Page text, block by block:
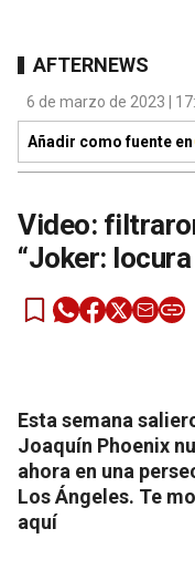
AFTERNEWS
6 de marzo de 2023 |
Añadir como fuente en
Video:
“Joker:
Esta semana
Joaquín Phoenix
ahora en una
Los Ángeles. Te
aquí